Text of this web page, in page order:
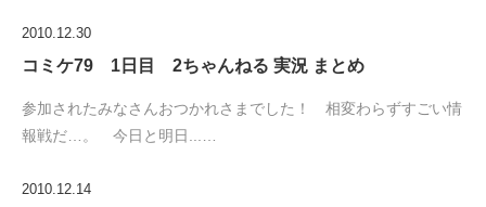
2010.12.30
コミケ79 1日目 2ちゃんねる 実況 まとめ
参加されたみなさんおつかれさまでした！ 相変わらずすごい情
報戦だ…。 今日と明日...…
2010.12.14